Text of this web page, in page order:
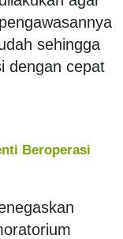
sehingga
dengan cepat
Beroperasi